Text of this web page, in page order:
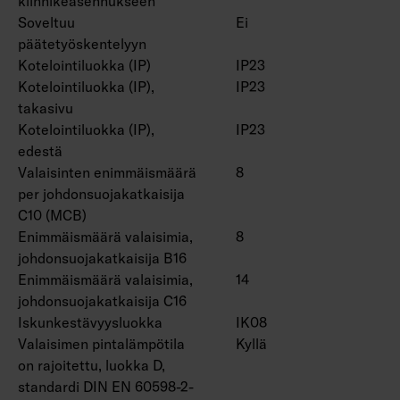
ja Casambi-ohjaus.
Suorapainikeohjauksessa käytettävien
valaisinten enimmäismäärä yhdessä ryhmässä
on 50 kpl.
Käyttöympäristön lämpötila -20 … 25 °C,
soveltuu sisäkäyttöön.
Hyötyelinikä L70 > 100 000 h (Ta25°C).
Hyötyelinikä L80 100 000 h (Ta25°C).
DAS = Kaksoisasymmetrinen (hyllyoptiikka),
ACMP = Akryyli mikroprisma, PCO =
Polykarbonaatti opaali
Lisätarvikkeina matalaluminanssiritilät
4338576 (1250 mm) ja 4338577 (1550 mm),
pallosuojaverkot (4338574 (1250 mm) ja
4338575 (1550 mm) ja yleiskiskokiinnike
Soveltuu
päätetyöskentelyyn
Ei
Kotelointiluokka (IP)
IP23
Kotelointiluokka (IP),
takasivu
IP23
Kotelointiluokka (IP),
edestä
IP23
Valaisinten enimmäismäärä
per johdonsuojakatkaisija
C10 (MCB)
8
Enimmäismäärä valaisimia,
johdonsuojakatkaisija B16
8
Enimmäismäärä valaisimia,
johdonsuojakatkaisija C16
14
Iskunkestävyysluokka
IK08
Valaisimen pintalämpötila
on rajoitettu, luokka D,
standardi DIN EN 60598-2-
Kyllä